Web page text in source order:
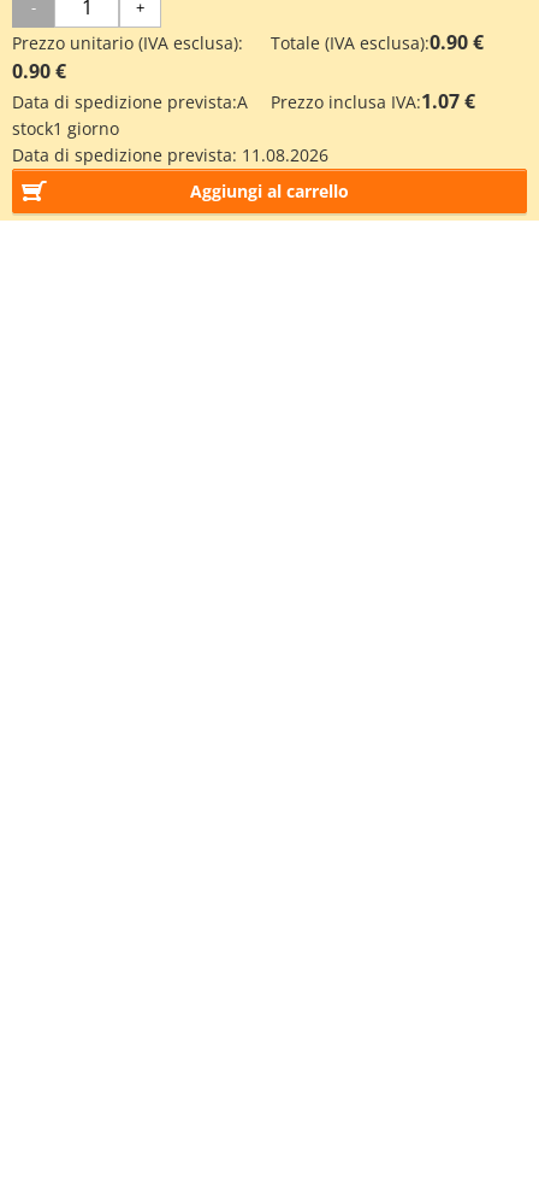
- +
Prezzo unitario (IVA esclusa):
0.90 €
Totale (IVA esclusa):0.90 €
Data di spedizione prevista:A
stock1 giorno
Prezzo inclusa IVA:1.07 €
Data di spedizione prevista: 11.08.2026
Aggiungi al carrello